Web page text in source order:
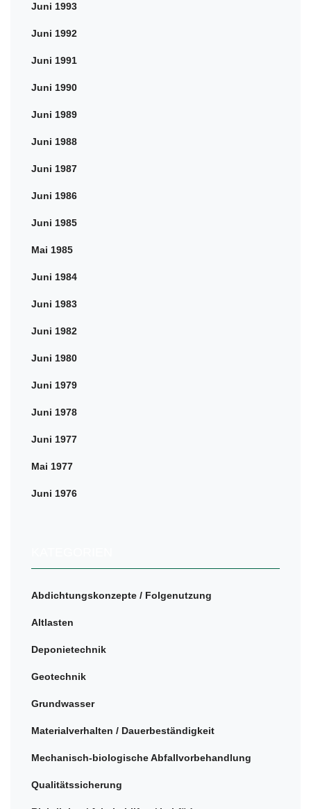
Juni 1993
Juni 1992
Juni 1991
Juni 1990
Juni 1989
Juni 1988
Juni 1987
Juni 1986
Juni 1985
Mai 1985
Juni 1984
Juni 1983
Juni 1982
Juni 1980
Juni 1979
Juni 1978
Juni 1977
Mai 1977
Juni 1976
Abdichtungskonzepte / Folgenutzung
Altlasten
Deponietechnik
Geotechnik
Grundwasser
Materialverhalten / Dauerbeständigkeit
Mechanisch-biologische Abfallvorbehandlung
Qualitätssicherung